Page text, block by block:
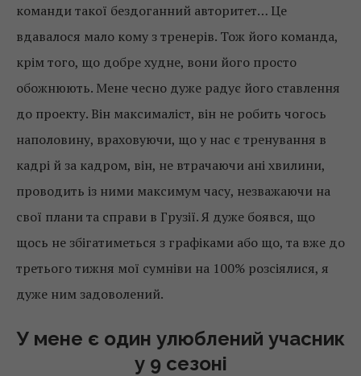
команди такої бездоганний авторитет… Це
вдавалося мало кому з тренерів. Тож його команда,
крім того, що добре худне, вони його просто
обожнюють. Мене чесно дуже радує його ставлення
до проекту. Він максималіст, він не робить чогось
наполовину, враховуючи, що у нас є тренування в
кадрі й за кадром, він, не втрачаючи ані хвилини,
проводить із ними максимум часу, незважаючи на
свої плани та справи в Грузії. Я дуже боявся, що
щось не збігатиметься з графіками або що, та вже до
третього тижня мої сумніви на 100% розсіялися, я
дуже ним задоволений.
У мене є один улюблений учасник
у 9 сезоні